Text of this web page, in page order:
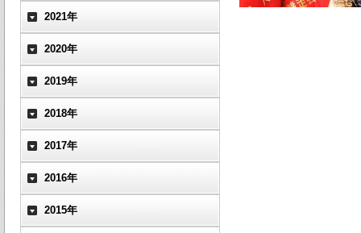
2021年
2020年
2019年
2018年
2017年
2016年
2015年